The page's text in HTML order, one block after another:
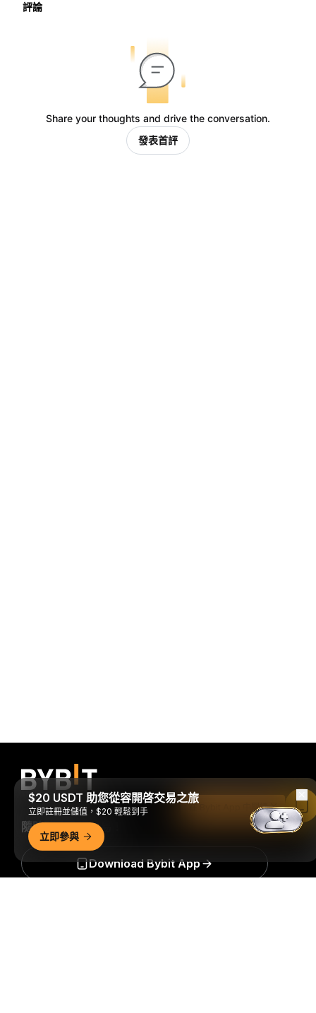
評論
Share your thoughts and drive the conversation.
發表首評
隨時隨地進行交易！
Download Bybit App
$20 USDT 助您從容開啓交易之旅
立即註冊並儲值，$20 輕鬆到手
立即參與
在 Bybit App 中閱讀